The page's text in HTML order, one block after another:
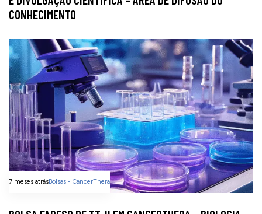
CONHECIMENTO
7 meses atrásBolsas - CancerThera